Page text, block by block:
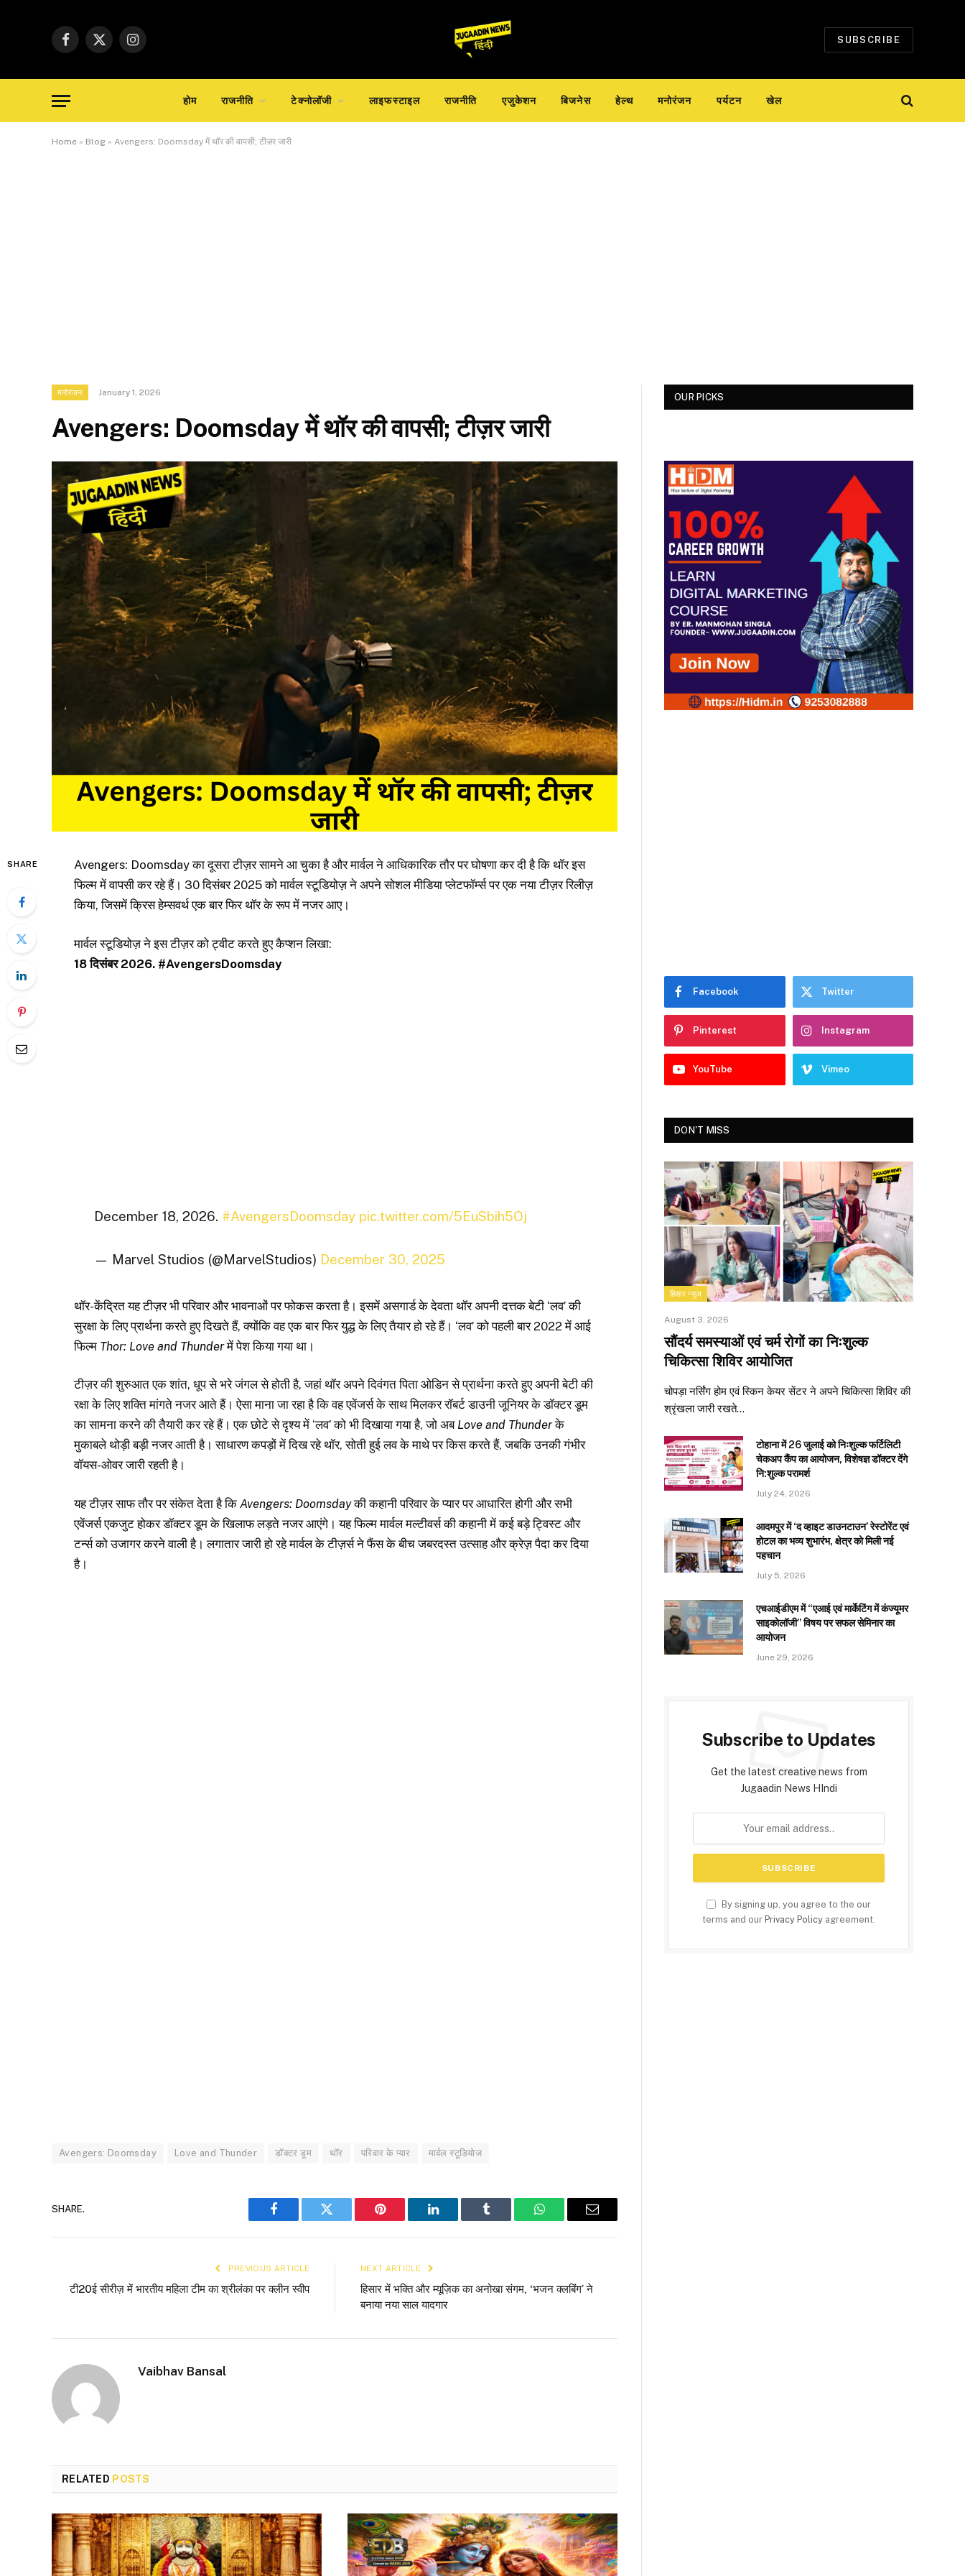
Facebook
X
Instagram
SUBSCRIBE
होम राजनीति टेक्नोलॉजी लाइफस्टाइल राजनीति एजुकेशन बिजनेस हेल्थ मनोरंजन पर्यटन खेल
Home » Blog » Avengers: Doomsday में थॉर की वापसी; टीज़र जारी
मनोरंजन January 1, 2026
Avengers: Doomsday में थॉर की वापसी; टीज़र जारी
SHARE
Avengers: Doomsday का दूसरा टीज़र सामने आ चुका है और मार्वल ने आधिकारिक तौर पर घोषणा कर दी है कि थॉर इस
फिल्म में वापसी कर रहे हैं। 30 दिसंबर 2025 को मार्वल स्टूडियोज़ ने अपने सोशल मीडिया प्लेटफॉर्म्स पर एक नया टीज़र रिलीज़
किया, जिसमें क्रिस हेम्सवर्थ एक बार फिर थॉर के रूप में नजर आए।
मार्वल स्टूडियोज़ ने इस टीज़र को ट्वीट करते हुए कैप्शन लिखा:
18 दिसंबर 2026. #AvengersDoomsday
December 18, 2026. #AvengersDoomsday pic.twitter.com/5EuSbih5Oj
— Marvel Studios (@MarvelStudios) December 30, 2025
थॉर-केंद्रित यह टीज़र भी परिवार और भावनाओं पर फोकस करता है। इसमें असगार्ड के देवता थॉर अपनी दत्तक बेटी ‘लव’ की
सुरक्षा के लिए प्रार्थना करते हुए दिखते हैं, क्योंकि वह एक बार फिर युद्ध के लिए तैयार हो रहे हैं। ‘लव’ को पहली बार 2022 में आई
फिल्म Thor: Love and Thunderमें पेश किया गया था।
टीज़र की शुरुआत एक शांत, धूप से भरे जंगल से होती है, जहां थॉर अपने दिवंगत पिता ओडिन से प्रार्थना करते हुए अपनी बेटी की
रक्षा के लिए शक्ति मांगते नजर आते हैं। ऐसा माना जा रहा है कि वह एवेंजर्स के साथ मिलकर रॉबर्ट डाउनी जूनियर के डॉक्टर डूम
का सामना करने की तैयारी कर रहे हैं। एक छोटे से दृश्य में ‘लव’ को भी दिखाया गया है, जो अब Love and Thunderके
मुकाबले थोड़ी बड़ी नजर आती है। साधारण कपड़ों में दिख रहे थॉर, सोती हुई लव के माथे पर किस करते हैं, जबकि उनकी गंभीर
वॉयस-ओवर जारी रहती है।
यह टीज़र साफ तौर पर संकेत देता है कि Avengers: Doomsdayकी कहानी परिवार के प्यार पर आधारित होगी और सभी
एवेंजर्स एकजुट होकर डॉक्टर डूम के खिलाफ लड़ते नजर आएंगे। यह फिल्म मार्वल मल्टीवर्स की कहानी में कई बड़े ट्विस्ट और
टर्न्स को उजागर करने वाली है। लगातार जारी हो रहे मार्वल के टीज़र्स ने फैंस के बीच जबरदस्त उत्साह और क्रेज़ पैदा कर दिया
है।
Avengers: Doomsday Love and Thunder डॉक्टर डूम थॉर परिवार के प्यार मार्वल स्टूडियोज
SHARE.
Facebook Twitter Pinterest LinkedIn Tumblr WhatsAppEmail
PREVIOUS ARTICLE
टी20ई सीरीज़ में भारतीय महिला टीम का श्रीलंका पर क्लीन स्वीप
NEXT ARTICLE
हिसार में भक्ति और म्यूज़िक का अनोखा संगम, ‘भजन क्लबिंग’ ने
बनाया नया साल यादगार
Vaibhav Bansal
RELATED POSTS
OUR PICKS
Facebook Twitter
Pinterest Instagram
YouTube Vimeo
DON'T MISS
हिसार न्यूज
August 3, 2026
सौंदर्य समस्याओं एवं चर्म रोगों का निःशुल्क
चिकित्सा शिविर आयोजित
चोपड़ा नर्सिंग होम एवं स्किन केयर सेंटर ने अपने चिकित्सा शिविर की
श्रृंखला जारी रखते…
टोहाना में 26 जुलाई को निःशुल्क फर्टिलिटी
चेकअप कैंप का आयोजन, विशेषज्ञ डॉक्टर देंगे
नि:शुल्क परामर्श
July 24, 2026
आदमपुर में ‘द व्हाइट डाउनटाउन’ रेस्टोरेंट एवं
होटल का भव्य शुभारंभ, क्षेत्र को मिली नई
पहचान
July 5, 2026
एचआईडीएम में “एआई एवं मार्केटिंग में कंज्यूमर
साइकोलॉजी” विषय पर सफल सेमिनार का
आयोजन
June 29, 2026
Subscribe to Updates
Get the latest creative news from
Jugaadin News HIndi
By signing up, you agree to the our
terms and our Privacy Policy agreement.